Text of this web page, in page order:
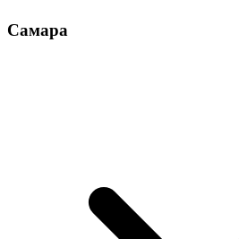
Самара